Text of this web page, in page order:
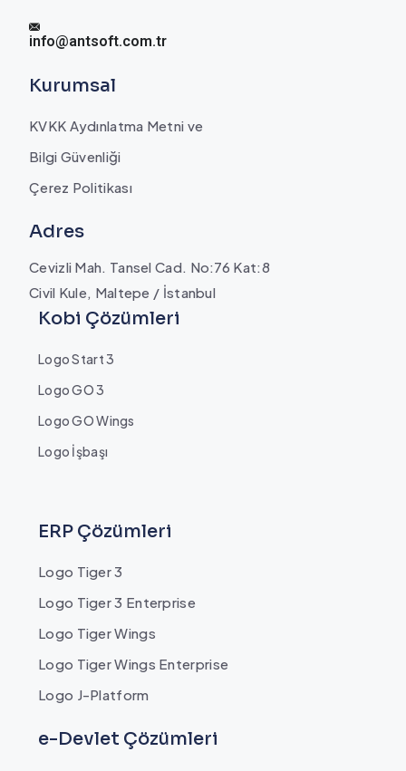
info@antsoft.com.tr
Kurumsal
KVKK Aydınlatma Metni ve
Bilgi Güvenliği
Çerez Politikası
Adres
Cevizli Mah. Tansel Cad. No:76 Kat:8
Civil Kule, Maltepe / İstanbul
Kobi Çözümleri
Logo Start 3
Logo GO 3
Logo GO Wings
Logo İşbaşı
ERP Çözümleri
Logo Tiger 3
Logo Tiger 3 Enterprise
Logo Tiger Wings
Logo Tiger Wings Enterprise
Logo J-Platform
e-Devlet Çözümleri